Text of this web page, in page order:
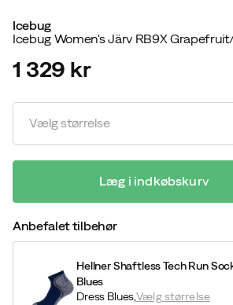
Icebug
Icebug Women's Järv RB9X
price
1 329 kr
Vælg størrelse
Læg i indkøbskurv
Anbefalet tilbehør
Hellner Shaftless Tech Run
Blues
Dress Blues,Vælg størrelse